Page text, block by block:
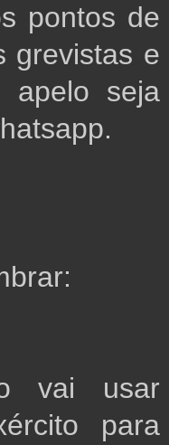
pontos de
grevistas e
apelo seja
vai usar
para